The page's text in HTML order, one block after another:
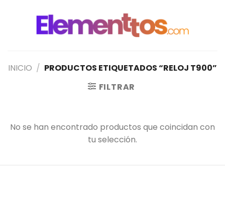
INICIO / PRODUCTOS ETIQUETADOS “RELOJ T900”
FILTRAR
No se han encontrado productos que coincidan con
tu selección.